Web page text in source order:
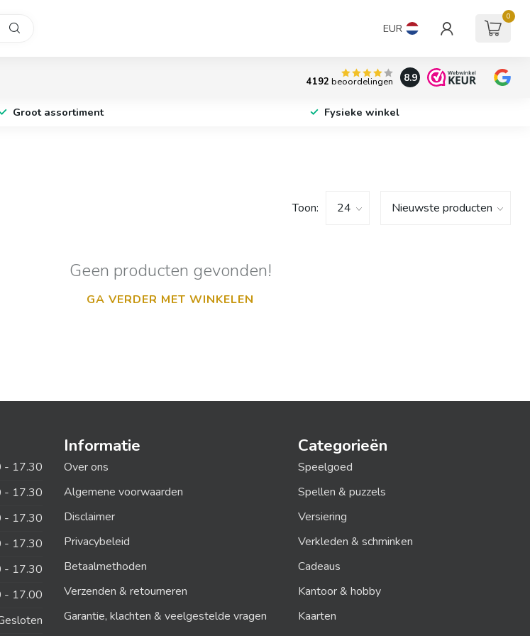
EUR
0
4192 beoordelingen 8.9
Groot assortiment Fysieke winkel
Toon:
Geen producten gevonden!
GA VERDER MET WINKELEN
- 17.30
- 17.30
- 17.30
- 17.30
- 17.30
- 17.00
Informatie
Over ons
Algemene voorwaarden
Disclaimer
Privacybeleid
Betaalmethoden
Verzenden & retourneren
Garantie, klachten & veelgestelde vragen
Categorieën
Speelgoed
Spellen & puzzels
Versiering
Verkleden & schminken
Cadeaus
Kantoor & hobby
Kaarten